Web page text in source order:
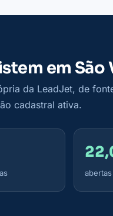
em São
da LeadJet, de
cadastral ativa.